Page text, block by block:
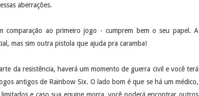
aberrações.
comparação ao primeiro jogo - cumprem bem o seu papel. A
mas sim outra pistola que ajuda pra caramba!
da resistência, haverá um momento de guerra civil e você terá
antigos de Rainbow Six. O lado bom é que se há um médico,
e caso sua equipe morra, você poderá encontrar outros